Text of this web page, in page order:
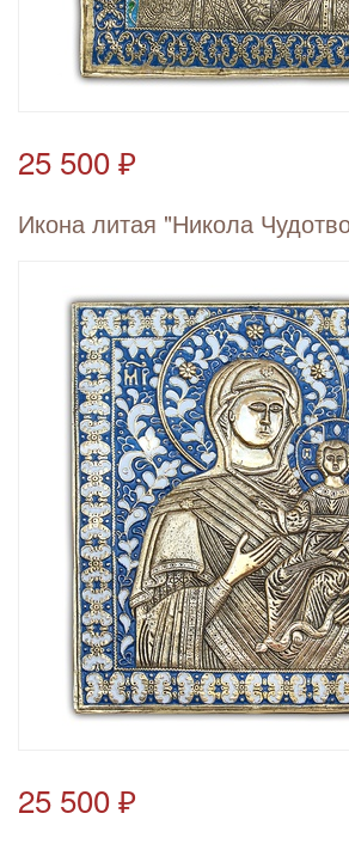
25 500 ₽
Икона литая "Никола
25 500 ₽